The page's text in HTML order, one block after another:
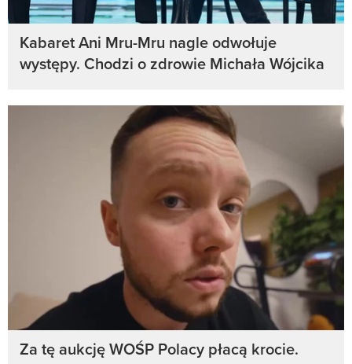
Kabaret Ani Mru-Mru nagle odwołuje
występy. Chodzi o zdrowie Michała Wójcika
Za tę aukcję WOŚP Polacy płacą krocie.